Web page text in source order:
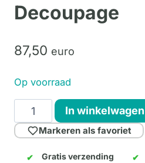
Decoupage
87,50 euro
Op voorraad
Crazy
Giraffe
Small
In winkelwagen
Markeren als favoriet
Gratis verzending